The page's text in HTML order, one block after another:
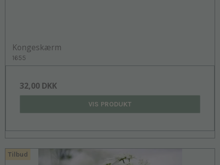
Kongeskærm
1655
32,00 DKK
VIS PRODUKT
Tilbud